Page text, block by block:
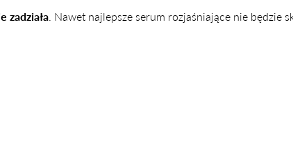
zadziała . Nawet najlepsze serum rozjaśniające nie będzie